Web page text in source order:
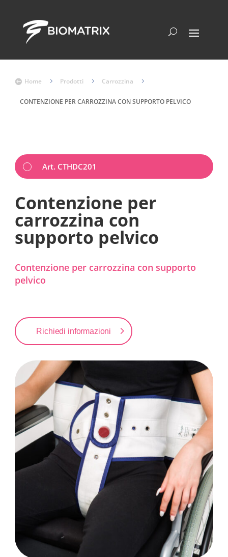
 Home 5 Prodotti 5 Carrozzina 5
CONTENZIONE PER CARROZZINA CON SUPPORTO PELVICO
Art. CTHDC201
Contenzione per
carrozzina con
supporto pelvico
Contenzione per carrozzina con supporto
pelvico
Richiedi informazioni